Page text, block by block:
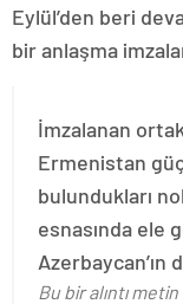
Eylül’den beri
bir anlaşma
İmzalanan
Ermenistan
bulundukları
esnasında ele
Bu bir alıntı